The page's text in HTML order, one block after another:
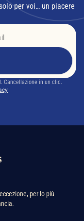
per voi… un piacere
Cancellazione in un clic.
per lo più